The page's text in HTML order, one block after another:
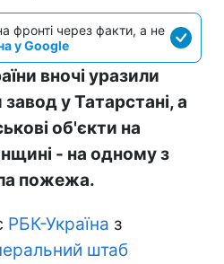
фронті через факти, а не
у Google
вночі уразили
у Татарстані, а
об'єкти на
- на одному з
пожежа.
РБК-Україна з
штаб